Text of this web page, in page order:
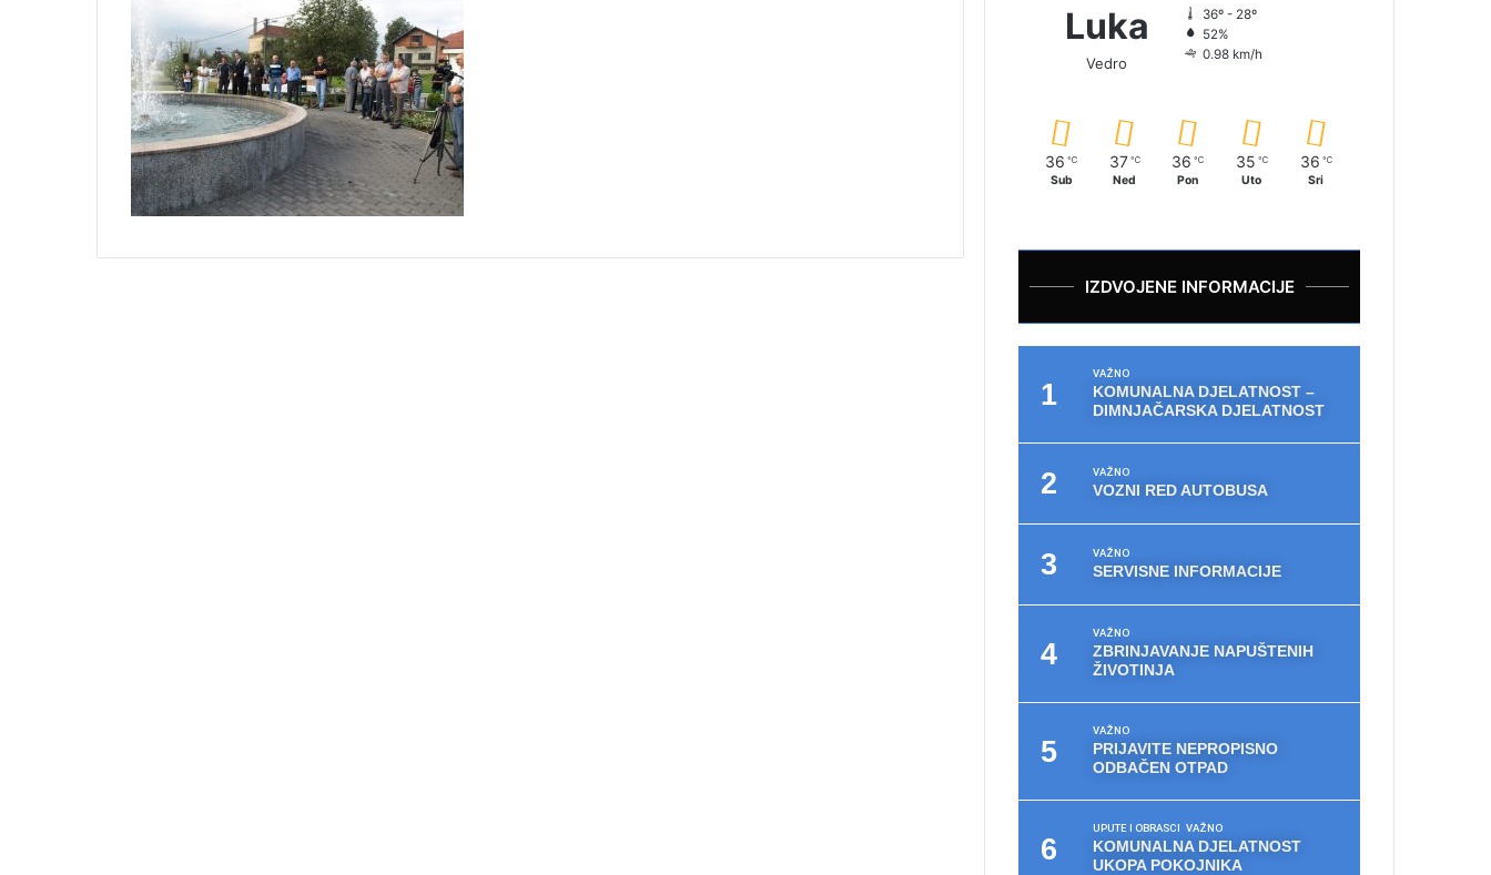
Luka
Vedro
36º - 28º
52%
0.98 km/h
36 ℃
Sub
37 ℃
Ned
36 ℃
Pon
35 ℃
Uto
36 ℃
Sri
IZDVOJENE INFORMACIJE
VAŽNO
KOMUNALNA DJELATNOST –
DIMNJAČARSKA DJELATNOST
VAŽNO
VOZNI RED AUTOBUSA
VAŽNO
SERVISNE INFORMACIJE
VAŽNO
ZBRINJAVANJE NAPUŠTENIH
ŽIVOTINJA
VAŽNO
PRIJAVITE NEPROPISNO
ODBAČEN OTPAD
UPUTE I OBRASCI VAŽNO
KOMUNALNA DJELATNOST
UKOPA POKOJNIKA